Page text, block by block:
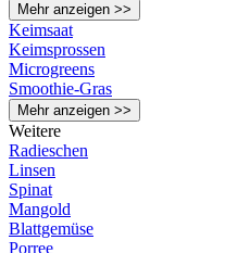
Mehr anzeigen >>
Keimsaat
Keimsprossen
Microgreens
Smoothie-Gras
Mehr anzeigen >>
Weitere
Radieschen
Linsen
Spinat
Mangold
Blattgemüse
Porree